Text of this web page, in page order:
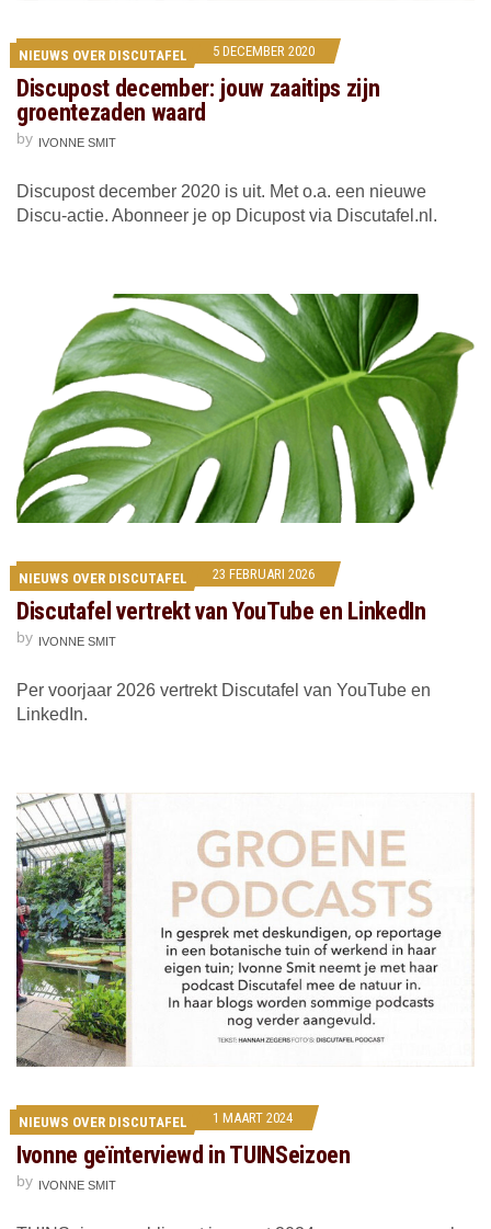
NIEUWS OVER DISCUTAFEL 5 DECEMBER 2020
Discupost december: jouw zaaitips zijn
groentezaden waard
by IVONNE SMIT
Discupost december 2020 is uit. Met o.a. een nieuwe
Discu-actie. Abonneer je op Dicupost via Discutafel.nl.
NIEUWS OVER DISCUTAFEL 23 FEBRUARI 2026
Discutafel vertrekt van YouTube en LinkedIn
by IVONNE SMIT
Per voorjaar 2026 vertrekt Discutafel van YouTube en
LinkedIn.
NIEUWS OVER DISCUTAFEL 1 MAART 2024
Ivonne geïnterviewd in TUINSeizoen
by IVONNE SMIT